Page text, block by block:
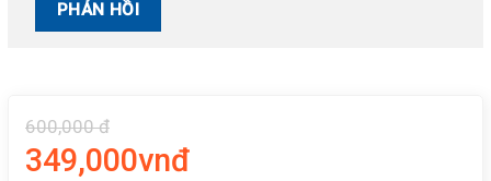
600,000 đ
349,000vnđ